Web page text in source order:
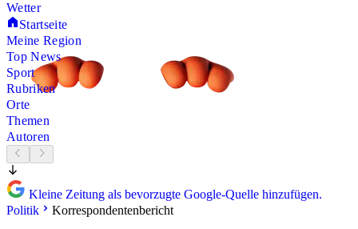
Wetter
Startseite
Meine Region
Top News
Sport
Rubriken
Orte
Themen
Autoren
Kleine Zeitung als bevorzugte Google-Quelle hinzufügen.
Politik
Korrespondentenbericht